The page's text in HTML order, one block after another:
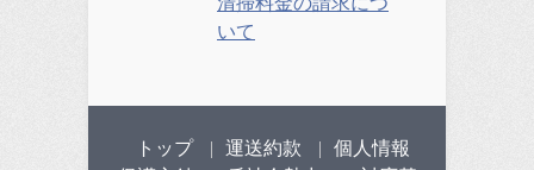
いて
トップ 運送約款
個人情報